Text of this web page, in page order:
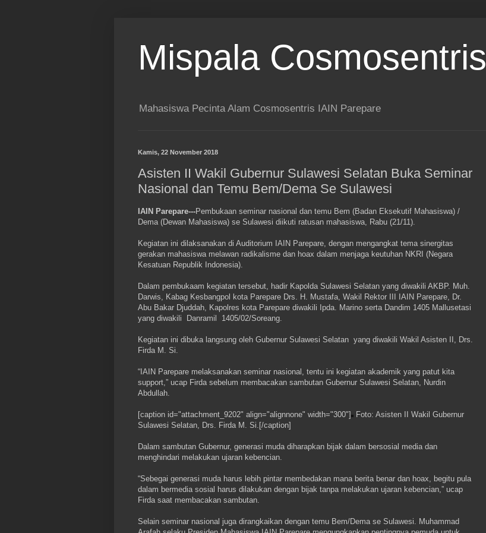
Mispala Cosmosentris
Mahasiswa Pecinta Alam Cosmosentris IAIN Parepare
Kamis, 22 November 2018
Asisten II Wakil Gubernur Sulawesi Selatan Buka Seminar
Nasional dan Temu Bem/Dema Se Sulawesi
IAIN Parepare---Pembukaan seminar nasional dan temu Bem (Badan Eksekutif Mahasiswa) /
Dema (Dewan Mahasiswa) se Sulawesi diikuti ratusan mahasiswa, Rabu (21/11).
Kegiatan ini dilaksanakan di Auditorium IAIN Parepare, dengan mengangkat tema sinergitas
gerakan mahasiswa melawan radikalisme dan hoax dalam menjaga keutuhan NKRI (Negara
Kesatuan Republik Indonesia).
Dalam pembukaam kegiatan tersebut, hadir Kapolda Sulawesi Selatan yang diwakili AKBP. Muh.
Darwis, Kabag Kesbangpol kota Parepare Drs. H. Mustafa, Wakil Rektor III IAIN Parepare, Dr.
Abu Bakar Djuddah, Kapolres kota Parepare diwakili Ipda. Marino serta Dandim 1405 Mallusetasi
yang diwakili Danramil 1405/02/Soreang.
Kegiatan ini dibuka langsung oleh Gubernur Sulawesi Selatan yang diwakili Wakil Asisten II, Drs.
Firda M. Si.
“IAIN Parepare melaksanakan seminar nasional, tentu ini kegiatan akademik yang patut kita
support,” ucap Firda sebelum membacakan sambutan Gubernur Sulawesi Selatan, Nurdin
Abdullah.
[caption id="attachment_9202" align="alignnone" width="300"]
Foto: Asisten II Wakil Gubernur
Sulawesi Selatan, Drs. Firda M. Si.[/caption]
Dalam sambutan Gubernur, generasi muda diharapkan bijak dalam bersosial media dan
menghindari melakukan ujaran kebencian.
“Sebegai generasi muda harus lebih pintar membedakan mana berita benar dan hoax, begitu pula
dalam bermedia sosial harus dilakukan dengan bijak tanpa melakukan ujaran kebencian,” ucap
Firda saat membacakan sambutan.
Selain seminar nasional juga dirangkaikan dengan temu Bem/Dema se Sulawesi. Muhammad